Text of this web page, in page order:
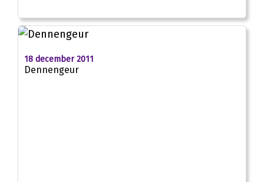
18 december 2011
Dennengeur